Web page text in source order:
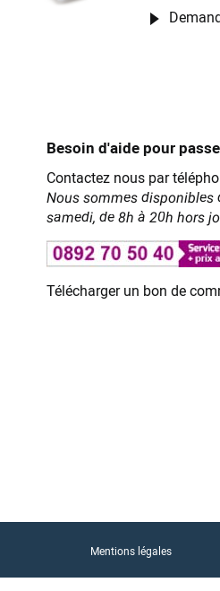
Besoin d'aide pour
Contactez nous par
Nous sommes disponibles
samedi, de 8h à 20h hors
Télécharger un bon de
Mentions légales